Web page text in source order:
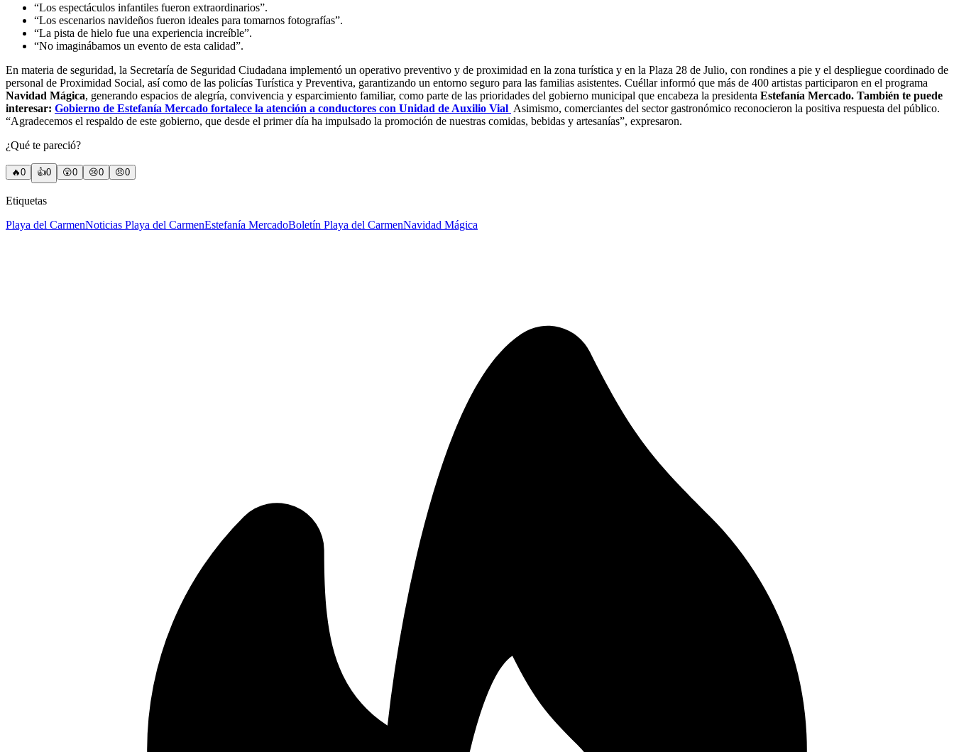
“Los espectáculos infantiles fueron extraordinarios”.
“Los escenarios navideños fueron ideales para tomarnos fotografías”.
“La pista de hielo fue una experiencia increíble”.
“No imaginábamos un evento de esta calidad”.
En materia de seguridad, la Secretaría de Seguridad Ciudadana implementó un operativo preventivo y de proximidad en la zona turística y en la Plaza 28 de Julio, con rondines a pie y el despliegue coordinado de
personal de Proximidad Social, así como de las policías Turística y Preventiva, garantizando un entorno seguro para las familias asistentes. Cuéllar informó que más de 400 artistas participaron en el programa
Navidad Mágica, generando espacios de alegría, convivencia y esparcimiento familiar, como parte de las prioridades del gobierno municipal que encabeza la presidenta Estefanía Mercado. También te puede
interesar: Gobierno de Estefanía Mercado fortalece la atención a conductores con Unidad de Auxilio Vial Asimismo, comerciantes del sector gastronómico reconocieron la positiva respuesta del público.
“Agradecemos el respaldo de este gobierno, que desde el primer día ha impulsado la promoción de nuestras comidas, bebidas y artesanías”, expresaron.
¿Qué te pareció?
🔥0 👍0 😲0 😢0 😠0
Etiquetas
Playa del CarmenNoticias Playa del CarmenEstefanía MercadoBoletín Playa del CarmenNavidad Mágica